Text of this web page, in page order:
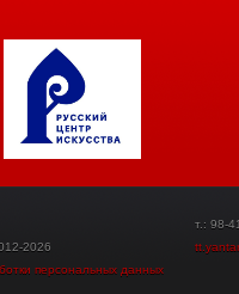
2026
персональных данных
т.: 98-41-